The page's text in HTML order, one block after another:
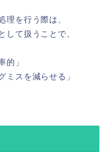
理を行う際は、
して扱うことで、
的」
ミスを減らせる」